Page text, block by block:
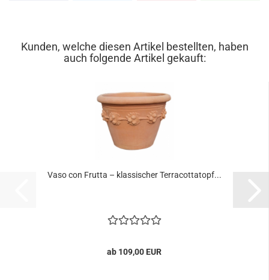
Kunden, welche diesen Artikel bestellten, haben
auch folgende Artikel gekauft:
Vaso con Frutta – klassischer Terracottatopf...
ab 109,00 EUR